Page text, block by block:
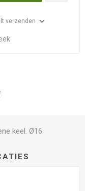
verzenden
keel. Ø16